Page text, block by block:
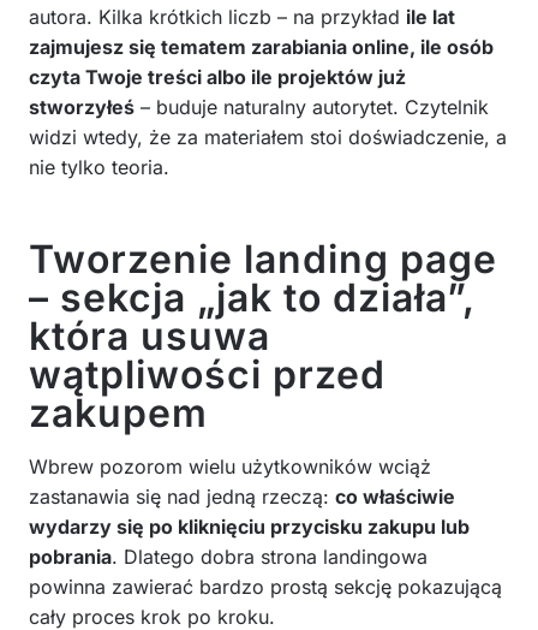
autora. Kilka krótkich liczb – na przykład ile lat
zajmujesz się tematem zarabiania online, ile osób
czyta Twoje treści albo ile projektów już
stworzyłeś – buduje naturalny autorytet. Czytelnik
widzi wtedy, że za materiałem stoi doświadczenie, a
nie tylko teoria.
Tworzenie landing page
– sekcja „jak to działa”,
która usuwa
wątpliwości przed
zakupem
Wbrew pozorom wielu użytkowników wciąż
zastanawia się nad jedną rzeczą: co właściwie
wydarzy się po kliknięciu przycisku zakupu lub
pobrania. Dlatego dobra strona landingowa
powinna zawierać bardzo prostą sekcję pokazującą
cały proces krok po kroku.